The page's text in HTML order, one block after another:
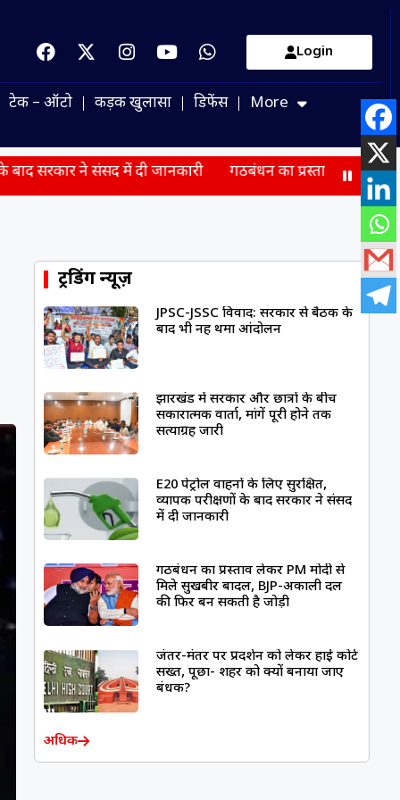
Login
टेक – ऑटो कड़क खुलासा डिफेंस More
दी जानकारी गठबंधन का प्रस्ताव लेकर PM मोदी से मिले सुखबीर
ट्रेंडिंग न्यूज़
JPSC-JSSC विवाद: सरकार से बैठक के
बाद भी नहीं थमा आंदोलन
झारखंड में सरकार और छात्रों के बीच
सकारात्मक वार्ता, मांगें पूरी होने तक
सत्याग्रह जारी
E20 पेट्रोल वाहनों के लिए सुरक्षित,
व्यापक परीक्षणों के बाद सरकार ने संसद
में दी जानकारी
गठबंधन का प्रस्ताव लेकर PM मोदी से
मिले सुखबीर बादल, BJP-अकाली दल
की फिर बन सकती है जोड़ी
जंतर-मंतर पर प्रदर्शन को लेकर हाई कोर्ट
सख्त, पूछा- शहर को क्यों बनाया जाए
बंधक?
अधिक